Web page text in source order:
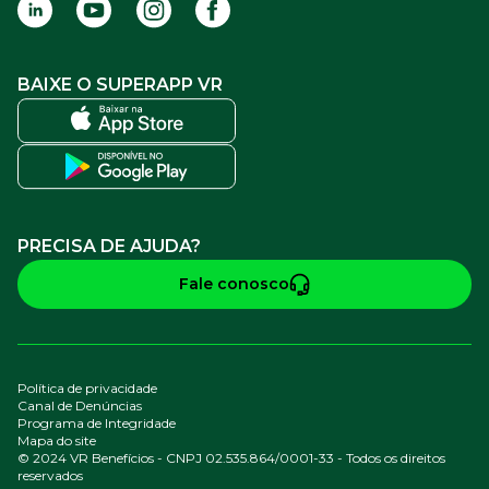
BAIXE O SUPERAPP VR
PRECISA DE AJUDA?
Fale conosco
© 2024 VR Benefícios - CNPJ 02.535.864/0001-33 - Todos os direitos
reservados
Política de privacidade
Canal de Denúncias
Programa de Integridade
Mapa do site